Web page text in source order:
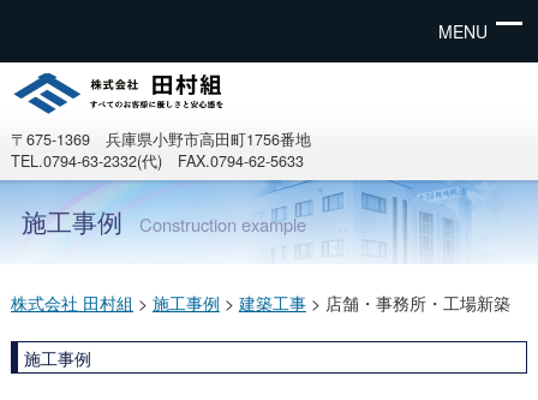
MENU
〒675-1369 兵庫県小野市高田町1756番地
TEL.0794-63-2332(代) FAX.0794-62-5633
施工事例 Construction example
株式会社 田村組 > 施工事例 > 建築工事> 店舗・事務所・工場新築
施工事例